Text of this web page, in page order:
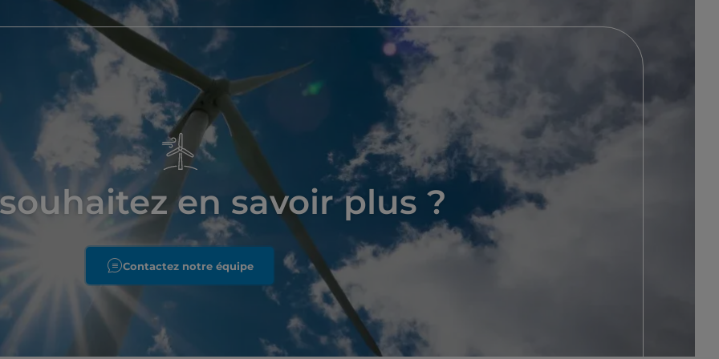
en savoir plus ?
Contactez notre équipe